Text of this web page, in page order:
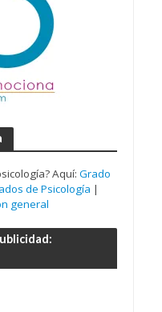
Aquí: Grado
de Psicología |
general